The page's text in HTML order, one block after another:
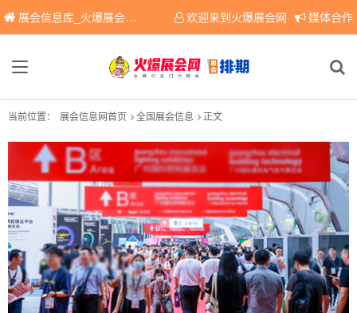
展会信息库_火爆展会网免费展会信息查询平台，提供专业会展服务！ 欢迎来到火爆展会网 媒体合作
当前位置： 展会信息网首页 全国展会信息 正文